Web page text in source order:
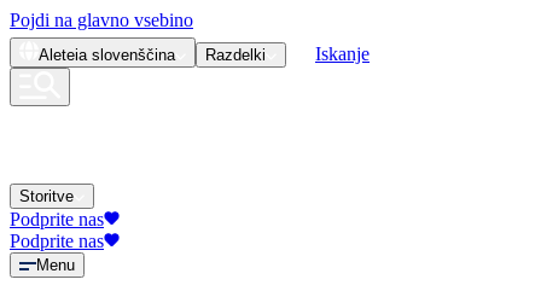
Pojdi na glavno vsebino
Aleteia slovenščina Razdelki Iskanje
Storitve
Podprite nas
Podprite nas
Menu